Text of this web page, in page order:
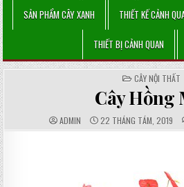
SẢN PHẨM CÂY XANH THIẾT KẾ CẢNH
THIẾT BỊ CẢNH QUAN
POSTED
IN
CÂY NỘI THẤT
Cây Hồng
AUTHOR:
ADMIN PUBLISHED
DATE:
22 THÁNG TÁM, 2019